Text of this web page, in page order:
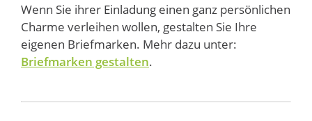
Wenn Sie ihrer Einladung einen ganz persönlichen
Charme verleihen wollen, gestalten Sie Ihre
eigenen Briefmarken. Mehr dazu unter:
Briefmarken gestalten.